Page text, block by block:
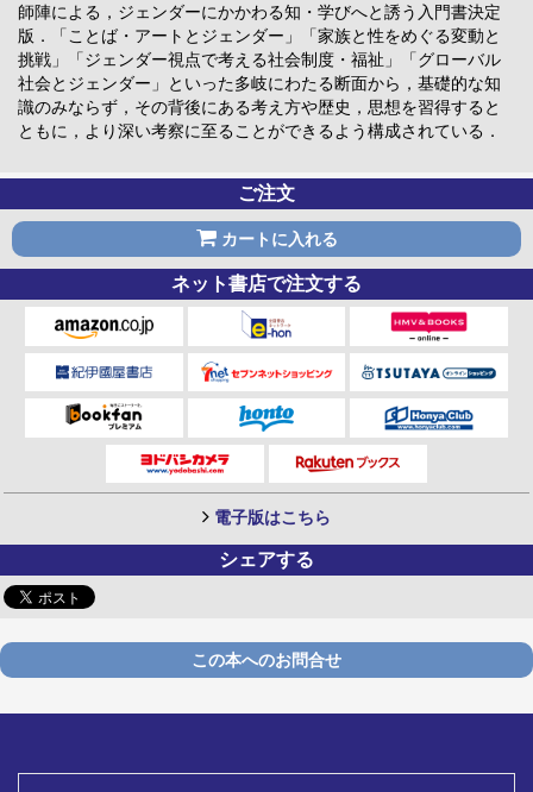
師陣による，ジェンダーにかかわる知・学びへと誘う入門書決定
版．「ことば・アートとジェンダー」「家族と性をめぐる変動と
挑戦」「ジェンダー視点で考える社会制度・福祉」「グローバル
社会とジェンダー」といった多岐にわたる断面から，基礎的な知
識のみならず，その背後にある考え方や歴史，思想を習得すると
ともに，より深い考察に至ることができるよう構成されている．
ご注文
カートに入れる
ネット書店で注文する
電子版はこちら
シェアする
この本へのお問合せ